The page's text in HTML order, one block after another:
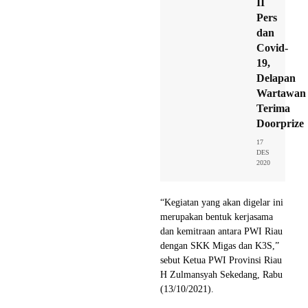
Pers
dan
Covid-
19,
Delapan
Wartawan
Terima
Doorprize
17
DES
2020
“Kegiatan yang akan digelar ini
merupakan bentuk kerjasama
dan kemitraan antara PWI Riau
dengan SKK Migas dan K3S,”
sebut Ketua PWI Provinsi Riau
H Zulmansyah Sekedang, Rabu
(13/10/2021).